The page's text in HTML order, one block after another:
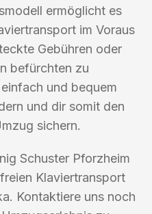
ermöglicht es
im Voraus
Gebühren oder
befürchten zu
und bequem
und dir somit den
sichern.
Schuster Pforzheim
Klaviertransport
Kontaktiere uns noch